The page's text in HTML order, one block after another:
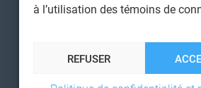
à l’utilisation des témoins de
REFUSER
POLITIQUE DE
ALERTE INTERNET